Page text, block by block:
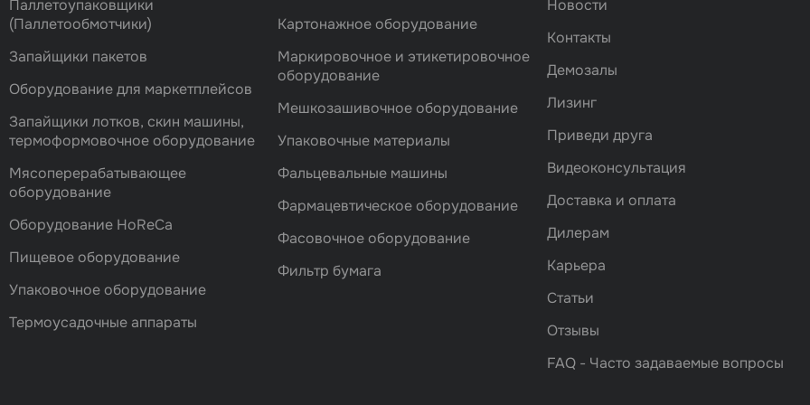
Паллетоупаковщики
(Паллетообмотчики)
Запайщики пакетов
Оборудование для маркетплейсов
Запайщики лотков, скин машины,
термоформовочное оборудование
Мясоперерабатывающее
оборудование
Оборудование HoReCa
Пищевое оборудование
Упаковочное оборудование
Термоусадочные аппараты
Картонажное оборудование
Маркировочное и этикетировочное
оборудование
Мешкозашивочное оборудование
Упаковочные материалы
Фальцевальные машины
Фармацевтическое оборудование
Фасовочноe оборудование
Фильтр бумага
Новости
Контакты
Демозалы
Лизинг
Приведи друга
Видеоконсультация
Доставка и оплата
Дилерам
Карьера
Статьи
Отзывы
FAQ - Часто задаваемые вопросы